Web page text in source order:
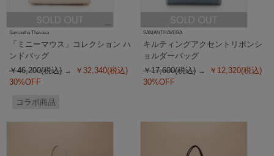
Samantha Thavasa
「ミニーマウス」コレクション ハ
ンドバッグ
￥46,200(税込)
￥32,340(税込)
30%OFF
コラボ商品
SAMANTHAVEGA
キルティングアクセントリボンシ
ョルダーバッグ
￥17,600(税込)
￥12,320(税込)
30%OFF